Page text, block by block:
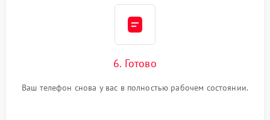
6. Готово
Ваш телефон снова у вас в полностью рабочем состоянии.